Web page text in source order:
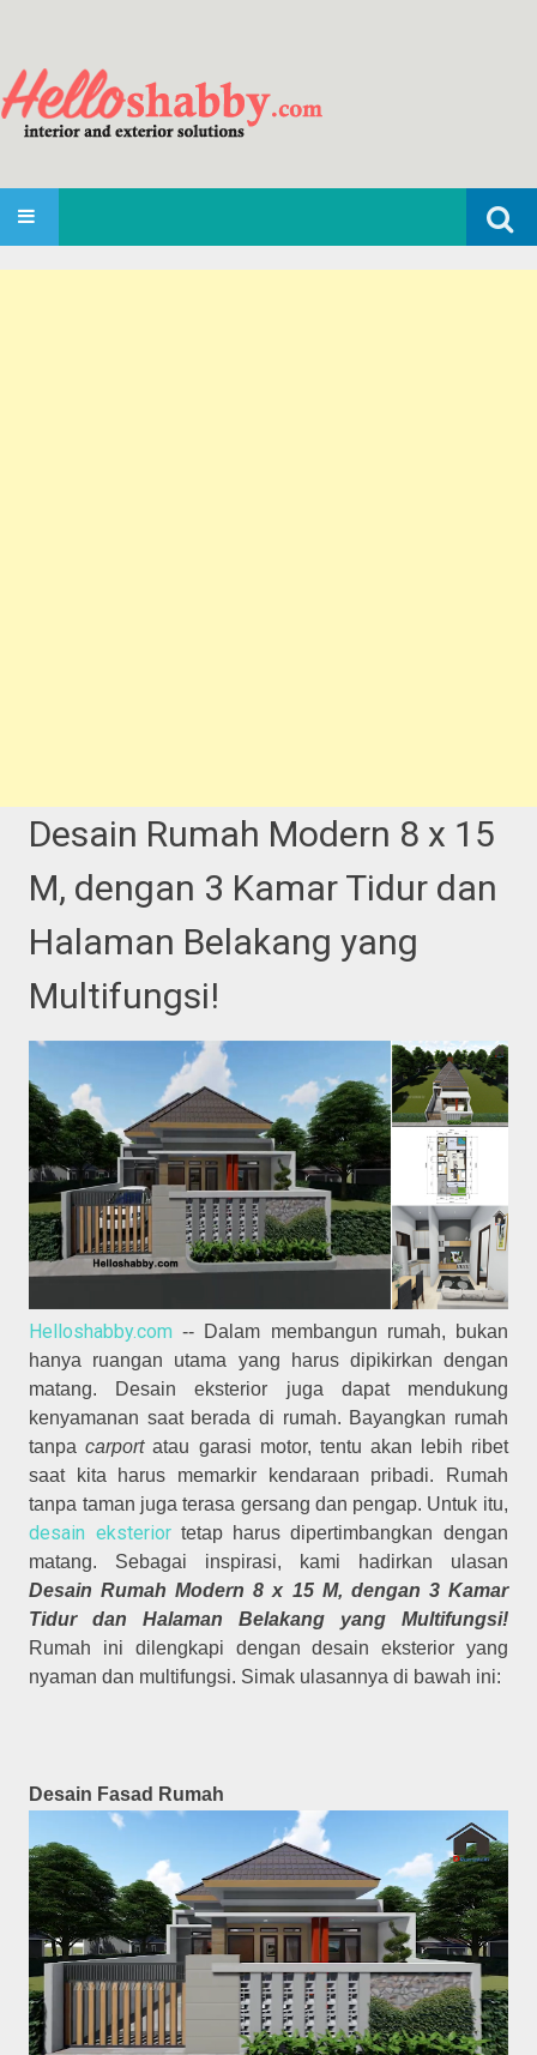
Search
for:
SKIP TO CONTENT
Desain Rumah Modern 8 x 15
M, dengan 3 Kamar Tidur dan
Halaman Belakang yang
Multifungsi!
Helloshabby.com -- Dalam membangun rumah, bukan
hanya ruangan utama yang harus dipikirkan dengan
matang. Desain eksterior juga dapat mendukung
kenyamanan saat berada di rumah. Bayangkan rumah
tanpacarportatau garasi motor, tentu akan lebih ribet
saat kita harus memarkir kendaraan pribadi. Rumah
tanpa taman juga terasa gersang dan pengap. Untuk itu,
desain eksteriortetap harus dipertimbangkan dengan
matang. Sebagai inspirasi, kami hadirkan ulasan
Desain Rumah Modern 8 x 15 M, dengan 3 Kamar
Tidur dan Halaman Belakang yang Multifungsi!
Rumah ini dilengkapi dengan desain eksterior yang
nyaman dan multifungsi. Simak ulasannya di bawah ini:
Desain Fasad Rumah